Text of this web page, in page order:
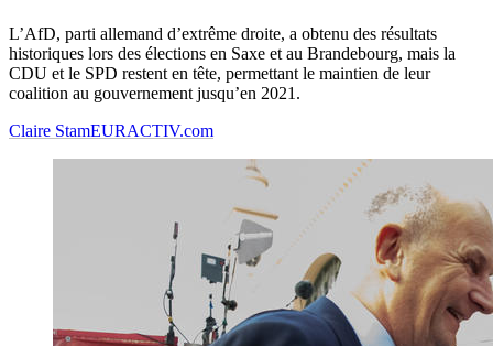
L’AfD, parti allemand d’extrême droite, a obtenu des résultats
historiques lors des élections en Saxe et au Brandebourg, mais la
CDU et le SPD restent en tête, permettant le maintien de leur
coalition au gouvernement jusqu’en 2021.
Claire StamEURACTIV.com